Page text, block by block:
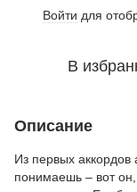
Войти для
В
Описание
Из первых
понимаешь – вот